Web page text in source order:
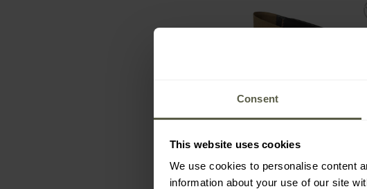
Consent
This website uses cookies
We use cookies to personalise content
information about your use of our site
Panneau MOLLE Wrap
Direct Action - Coyote
Brown
Expédition :